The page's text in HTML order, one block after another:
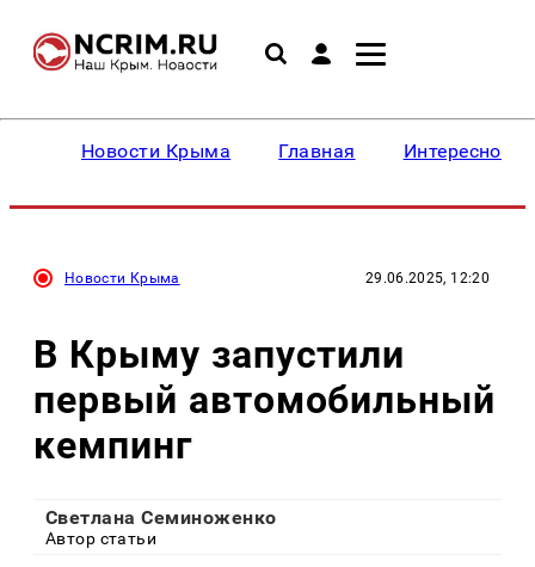
Новости Крыма Главная Интересное
Новости Крыма 29.06.2025, 12:20
В Крыму запустили
первый автомобильный
кемпинг
Светлана Семиноженко
Автор статьи